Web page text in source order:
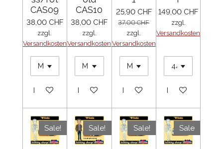
CAS09
38,00 CHF
zzgl.
Versandkosten
In den Warenkorb
CAS10
38,00 CHF
zzgl.
Versandkosten
In den Warenkorb
25,90 CHF
37,00 CHF
zzgl.
Versandkosten
In den Warenkorb
149,00 CHF
zzgl.
Versandkosten
In den
Sale! Sale! Sale! Sale